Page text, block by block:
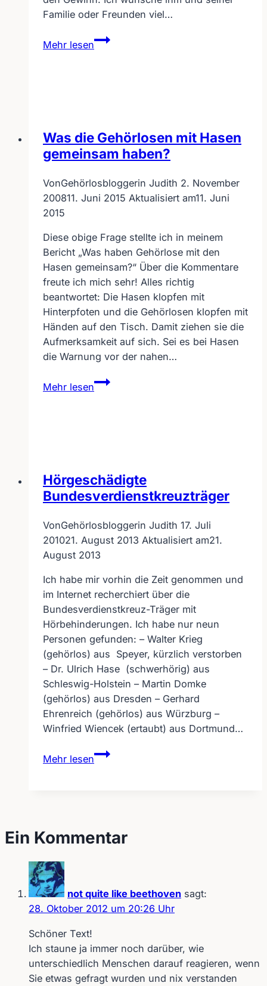
Familie oder Freunden viel…
Mehr lesen
Gewinner
ausgelost
Was die Gehörlosen mit Hasen
gemeinsam haben?
VonGehörlosbloggerin Judith 2. November
200811. Juni 2015 Aktualisiert am11. Juni
2015
Diese obige Frage stellte ich in meinem
Bericht „Was haben Gehörlose mit den
Hasen gemeinsam?“ Über die Kommentare
freute ich mich sehr! Alles richtig
beantwortet: Die Hasen klopfen mit
Hinterpfoten und die Gehörlosen klopfen mit
Händen auf den Tisch. Damit ziehen sie die
Aufmerksamkeit auf sich. Sei es bei Hasen
die Warnung vor der nahen…
Mehr lesen
Was
die
Hörgeschädigte
Bundesverdienstkreuzträger
VonGehörlosbloggerin Judith 17. Juli
201021. August 2013 Aktualisiert am21.
August 2013
Ich habe mir vorhin die Zeit genommen und
im Internet recherchiert über die
Bundesverdienstkreuz-Träger mit
Hörbehinderungen. Ich habe nur neun
Personen gefunden: – Walter Krieg
(gehörlos) aus Speyer, kürzlich verstorben
– Dr. Ulrich Hase (schwerhörig) aus
Schleswig-Holstein – Martin Domke
(gehörlos) aus Dresden – Gerhard
Ehrenreich (gehörlos) aus Würzburg –
Winfried Wiencek (ertaubt) aus Dortmund…
Mehr lesen
Hörgeschädigte
Bundesverdienstkreuzträger
Ein Kommentar
not quite like beethoven sagt:
28. Oktober 2012 um 20:26 Uhr
Schöner Text!
Ich staune ja immer noch darüber, wie
unterschiedlich Menschen darauf reagieren, wenn
Sie etwas gefragt wurden und nix verstanden